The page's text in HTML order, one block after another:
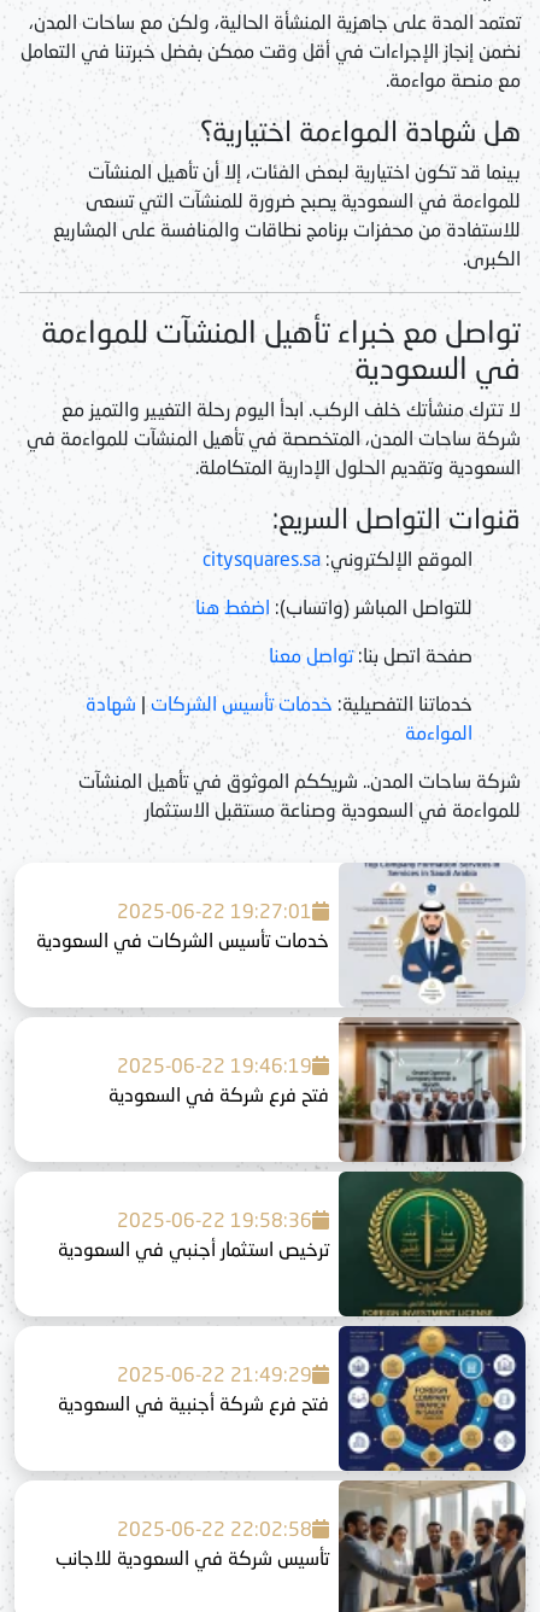
تعتمد المدة على جاهزية المنشأة الحالية، ولكن مع ساحات المدن،
نضمن إنجاز الإجراءات في أقل وقت ممكن بفضل خبرتنا في التعامل
مع منصة مواءمة.
هل شهادة المواءمة اختيارية؟
بينما قد تكون اختيارية لبعض الفئات، إلا أنتأهيل المنشآت
للمواءمة في السعوديةيصبح ضرورة للمنشآت التي تسعى
للاستفادة من محفزات برنامج نطاقات والمنافسة على المشاريع
الكبرى.
تواصل مع خبراء تأهيل المنشآت للمواءمة
في السعودية
لا تترك منشأتك خلف الركب. ابدأ اليوم رحلة التغيير والتميز مع
شركة ساحات المدن، المتخصصة فيتأهيل المنشآت للمواءمة في
السعودية وتقديم الحلول الإدارية المتكاملة.
قنوات التواصل السريع:
الموقع الإلكتروني: citysquares.sa
للتواصل المباشر (واتساب): اضغط هنا
صفحة اتصل بنا: تواصل معنا
خدماتنا التفصيلية: خدمات تأسيس الشركات | شهادة
المواءمة
شركة ساحات المدن.. شريككم الموثوق في تأهيل المنشآت
للمواءمة في السعودية وصناعة مستقبل الاستثمار
2025-06-22 19:27:01
خدمات تأسيس الشركات في السعودية
2025-06-22 19:46:19
فتح فرع شركة في السعودية
2025-06-22 19:58:36
ترخيص استثمار أجنبي في السعودية
2025-06-22 21:49:29
فتح فرع شركة أجنبية في السعودية
2025-06-22 22:02:58
تأسيس شركة في السعودية للاجانب